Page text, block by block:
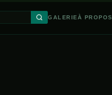
GALERIE À PROPOS